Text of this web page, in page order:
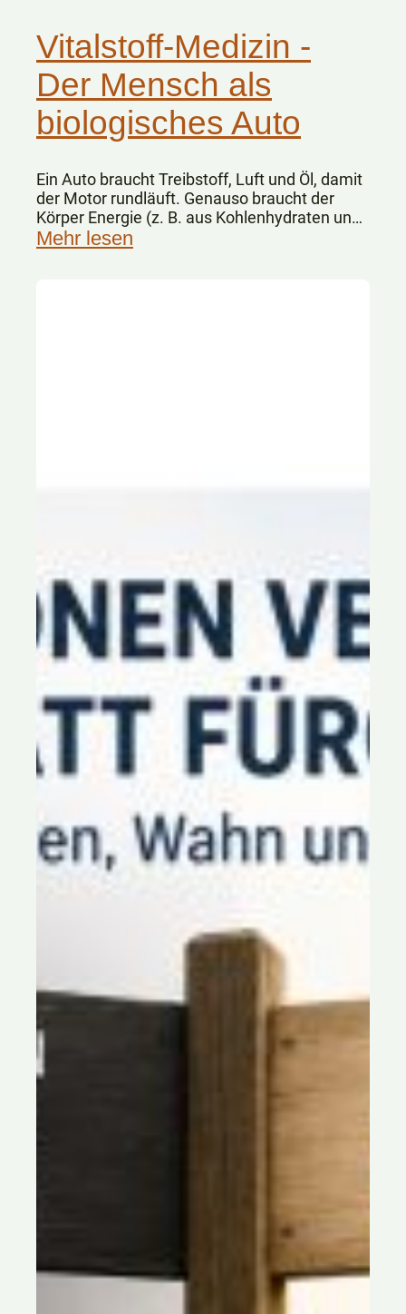
Vitalstoff-Medizin -
Der Mensch als
biologisches Auto
Ein Auto braucht Treibstoff, Luft und Öl, damit
der Motor rundläuft. Genauso braucht der
Körper Energie (z. B. aus Kohlenhydraten und
Fetten), Sauerstoff und Vitalstoffe.
Mehr lesen